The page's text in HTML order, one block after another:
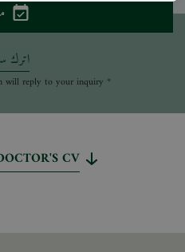
اترك
* The Patient Support Team will reply to your inquiry
CV